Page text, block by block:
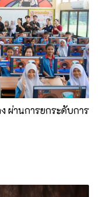
ผ่านการยกระดับการ